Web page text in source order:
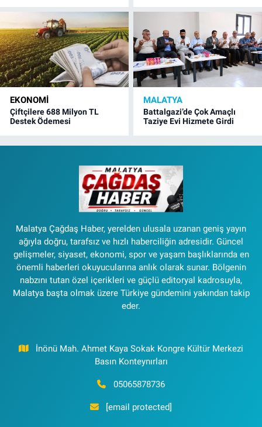
EKONOMI
Çiftçilere 688 Milyon TL
Destek Ödemesi
MALATYA
Battalgazi’de Çok Amaçlı
Taziye Evi Hizmete Girdi
Malatya Çağdaş Haber, yerelden ulusala uzanan geniş yayın
ağıyla doğru, tarafsız ve hızlı haberciliğin adresidir. Güncel
gelişmeler, siyaset, ekonomi, spor ve yaşam başlıklarında en
önemli haberleri okuyucularına anlık olarak sunar. Bölgenin
nabzını tutan özel içerikleri ve güçlü editoryal kadrosuyla,
Malatya başta olmak üzere Türkiye gündemini yakından takip
eder.
İnönü Mah. Ahmet Kaya Sokak Kongre Kültür Merkezi
Basın Konteynırları
05065878736
[email protected]